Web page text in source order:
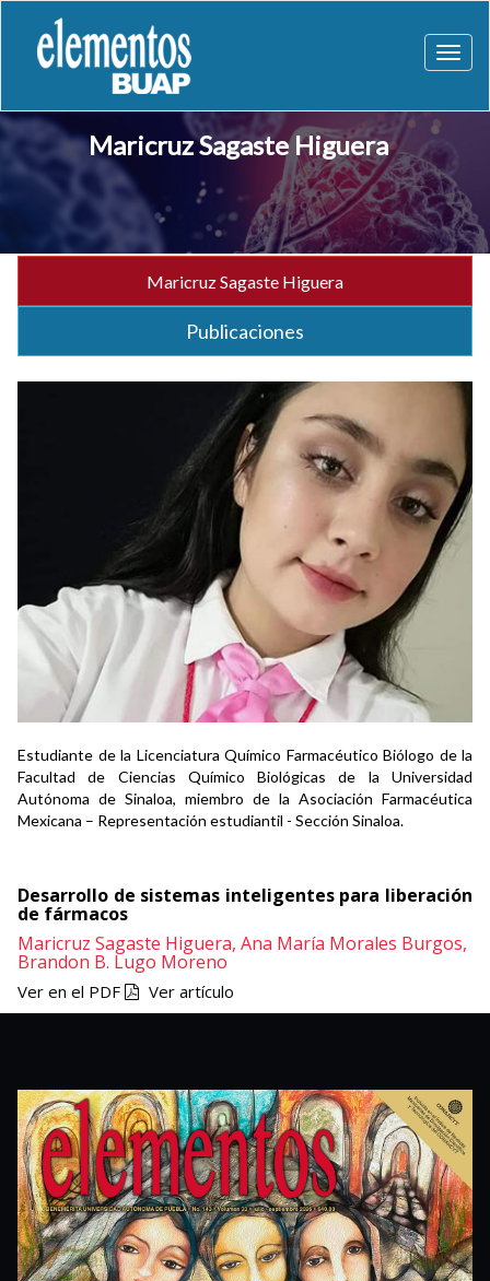
Maricruz Sagaste Higuera
Maricruz Sagaste Higuera
Publicaciones
Estudiante de la Licenciatura Químico Farmacéutico Biólogo de la
Facultad de Ciencias Químico Biológicas de la Universidad
Autónoma de Sinaloa, miembro de la Asociación Farmacéutica
Mexicana – Representación estudiantil - Sección Sinaloa.
Desarrollo de sistemas inteligentes para liberación
de fármacos
Maricruz Sagaste Higuera, Ana María Morales Burgos,
Brandon B. Lugo Moreno
Ver en el PDF Ver artículo